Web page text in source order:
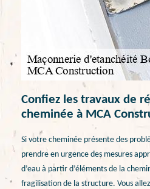
Confiez les travaux de
cheminée à MCA
Si votre cheminée présente des
prendre en urgence des mesures
d’eau à partir d’éléments de la
fragilisation de la structure. Vous